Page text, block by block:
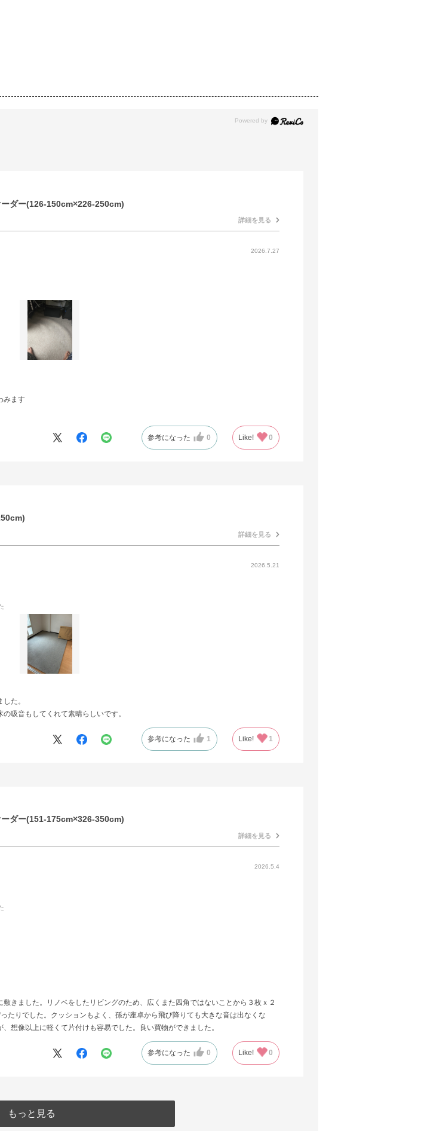
ダー(126-150cm×226-250cm)
詳細を見る
2026.7.27
みます
参考になった 0 Like! 0
詳細を見る
2026.5.21
た。
吸音もしてくれて素晴らしいです。
参考になった 1 Like! 1
ダー(151-175cm×326-350cm)
詳細を見る
2026.5.4
きました。リノベをしたリビングのため、広くまた四角ではないことから３枚ｘ２
たりでした。クッションもよく、孫が座卓から飛び降りても大きな音は出なくな
想像以上に軽くて片付けも容易でした。良い買物ができました。
参考になった 0 Like! 0
もっと見る